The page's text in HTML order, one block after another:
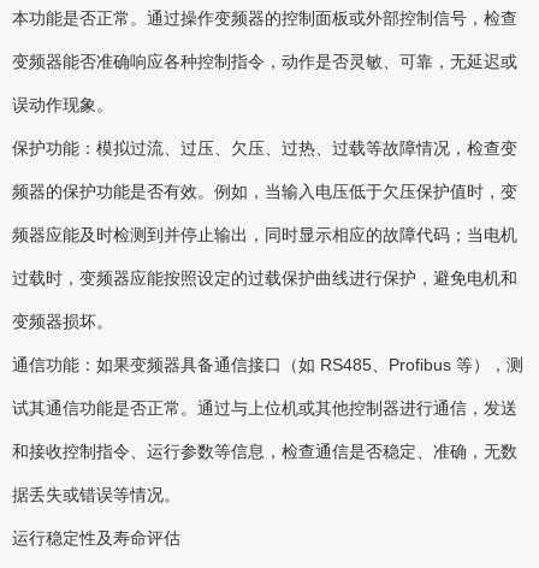
本功能是否正常。通过操作变频器的控制面板或外部控制信号，检查
变频器能否准确响应各种控制指令，动作是否灵敏、可靠，无延迟或
误动作现象。
保护功能：模拟过流、过压、欠压、过热、过载等故障情况，检查变
频器的保护功能是否有效。例如，当输入电压低于欠压保护值时，变
频器应能及时检测到并停止输出，同时显示相应的故障代码；当电机
过载时，变频器应能按照设定的过载保护曲线进行保护，避免电机和
变频器损坏。
通信功能：如果变频器具备通信接口（如 RS485、Profibus 等），测
试其通信功能是否正常。通过与上位机或其他控制器进行通信，发送
和接收控制指令、运行参数等信息，检查通信是否稳定、准确，无数
据丢失或错误等情况。
运行稳定性及寿命评估